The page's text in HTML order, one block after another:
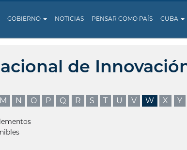
GOBIERNO NOTICIAS PENSAR COMO PAÍS CUBA
de
M N O P Q R S T U V W X Y